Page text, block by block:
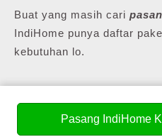
Buat yang masih cari
IndiHome punya daftar
kebutuhan lo.
💰 Daftar Harga
Kajen (Terbaru
Pasang IndiHome